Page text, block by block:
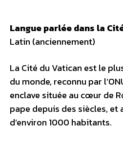
Langue parlée dans la
Latin (anciennement)
La Cité du Vatican est le
du monde, reconnu par
enclave située au cœur de
pape depuis des siècles,
d’environ 1000 habitants.